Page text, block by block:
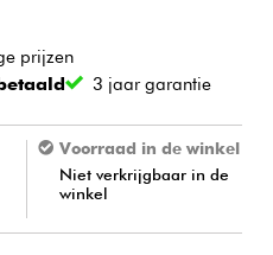
prijzen
3 jaar garantie
Voorraad in de winkel
Niet verkrijgbaar in de
winkel